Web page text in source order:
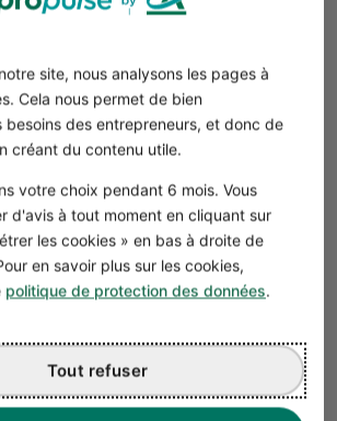
site, nous analysons les pages à
Cela nous permet de bien
besoins des entrepreneurs, et donc de
créant du contenu utile.
votre choix pendant 6 mois. Vous
d'avis à tout moment en cliquant sur
les cookies » en bas à droite de
en savoir plus sur les cookies,
politique de protection des données.
Tout refuser
Libéral par Actions Simplifiée
Libéral par Actions Simplifiée
SELASU
Libéral À Forme Anonyme
).
de la SEL est en réalité
des sociétés de capitaux
en est une variationdédiée aux
applicables dans le
Modèle de société de capitaux